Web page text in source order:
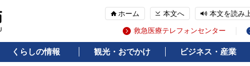
ホーム 本文へ 本文を読み
救急医療テレフォンセンター
くらしの情報 観光・おでかけ ビジネス・産業